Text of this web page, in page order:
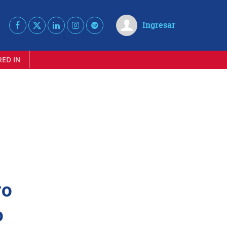
Ingresar
IN